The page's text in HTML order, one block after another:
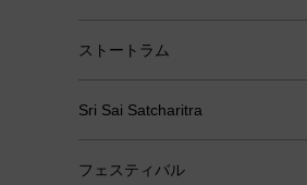
ストートラム
Sri Sai Satcharitra
フェスティバル